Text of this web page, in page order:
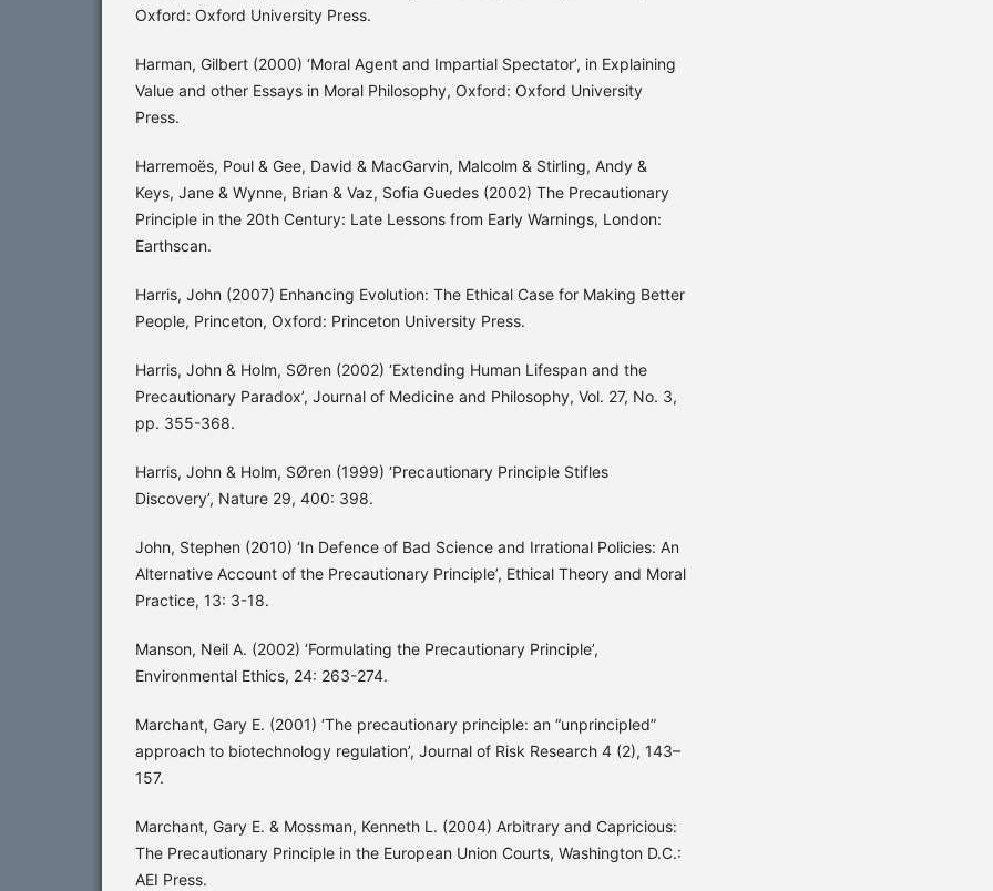
Oxford: Oxford University Press.
Harman, Gilbert (2000) ‘Moral Agent and Impartial Spectator’, in Explaining
Value and other Essays in Moral Philosophy, Oxford: Oxford University
Press.
Harremoës, Poul & Gee, David & MacGarvin, Malcolm & Stirling, Andy &
Keys, Jane & Wynne, Brian & Vaz, Sofia Guedes (2002) The Precautionary
Principle in the 20th Century: Late Lessons from Early Warnings, London:
Earthscan.
Harris, John (2007) Enhancing Evolution: The Ethical Case for Making Better
People, Princeton, Oxford: Princeton University Press.
Harris, John & Holm, SØren (2002) ‘Extending Human Lifespan and the
Precautionary Paradox’, Journal of Medicine and Philosophy, Vol. 27, No. 3,
pp. 355-368.
Harris, John & Holm, SØren (1999) ‘Precautionary Principle Stifles
Discovery’, Nature 29, 400: 398.
John, Stephen (2010) ‘In Defence of Bad Science and Irrational Policies: An
Alternative Account of the Precautionary Principle’, Ethical Theory and Moral
Practice, 13: 3-18.
Manson, Neil A. (2002) ‘Formulating the Precautionary Principle’,
Environmental Ethics, 24: 263-274.
Marchant, Gary E. (2001) ‘The precautionary principle: an “unprincipled”
approach to biotechnology regulation’, Journal of Risk Research 4 (2), 143–
157.
Marchant, Gary E. & Mossman, Kenneth L. (2004) Arbitrary and Capricious:
The Precautionary Principle in the European Union Courts, Washington D.C.:
AEI Press.